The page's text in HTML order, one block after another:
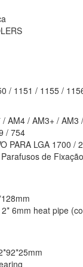
/ 1151 / 1155 /
AM4 / AM3+ /
/ 754
PARA LGA 1700 /
de Fixação
6mm heat pipe